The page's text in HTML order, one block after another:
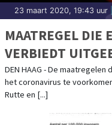
23 maart 2020, 19:43 uur
MAATREGEL DIE
VERBIEDT
1 JUNI
DEN HAAG - De
het coronavirus te
Rutte en [...]